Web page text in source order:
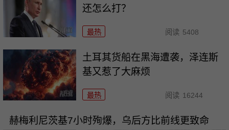
还怎么打？
最热 阅读 5408
土耳其货船在黑海遭袭，泽连斯
基又惹了大麻烦
最热 阅读 16244
赫梅利尼茨基7小时殉爆，乌后方比前线更致命